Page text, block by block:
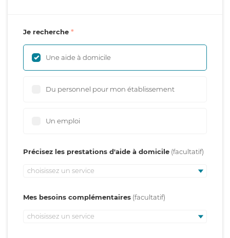
Je recherche
Une aide à domicile
Du personnel pour mon établissement
Un emploi
Précisez les prestations d'aide à domicile
choisissez un service
Mes besoins complémentaires
choisissez un service